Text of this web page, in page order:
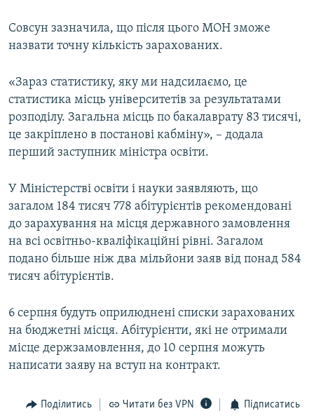
Совсун зазначила, що після цього МОН зможе
назвати точну кількість зарахованих.
«Зараз статистику, яку ми надсилаємо, це
статистика місць університетів за результатами
розподілу. Загальна місць по бакалаврату 83 тисячі,
це закріплено в постанові кабміну», – додала
перший заступник міністра освіти.
У Міністерстві освіти і науки заявляють, що
загалом 184 тисяч 778 абітурієнтів рекомендовані
до зарахування на місця державного замовлення
на всі освітньо-кваліфікаційні рівні. Загалом
подано більше ніж два мільйони заяв від понад 584
тисяч абітурієнтів.
6 серпня будуть оприлюднені списки зарахованих
на бюджетні місця. Абітурієнти, які не отримали
місце держзамовлення, до 10 серпня можуть
написати заяву на вступ на контракт.
Поділитись Читати без VPN Підписатись